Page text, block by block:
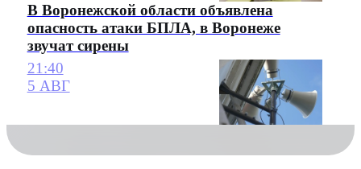
В Воронежской области объявлена
опасность атаки БПЛА, в Воронеже
звучат сирены
21:40
5 АВГ